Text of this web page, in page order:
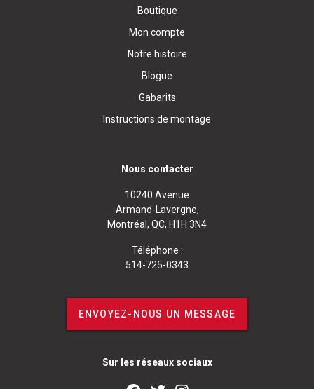
Boutique
Mon compte
Notre histoire
Blogue
Gabarits
Instructions de montage
Nous contacter
10240 Avenue
Armand-Lavergne,
Montréal, QC, H1H 3N4
Téléphone :
514-725-0343
ENVOYEZ-NOUS UN MESSAGE
Sur les réseaux sociaux